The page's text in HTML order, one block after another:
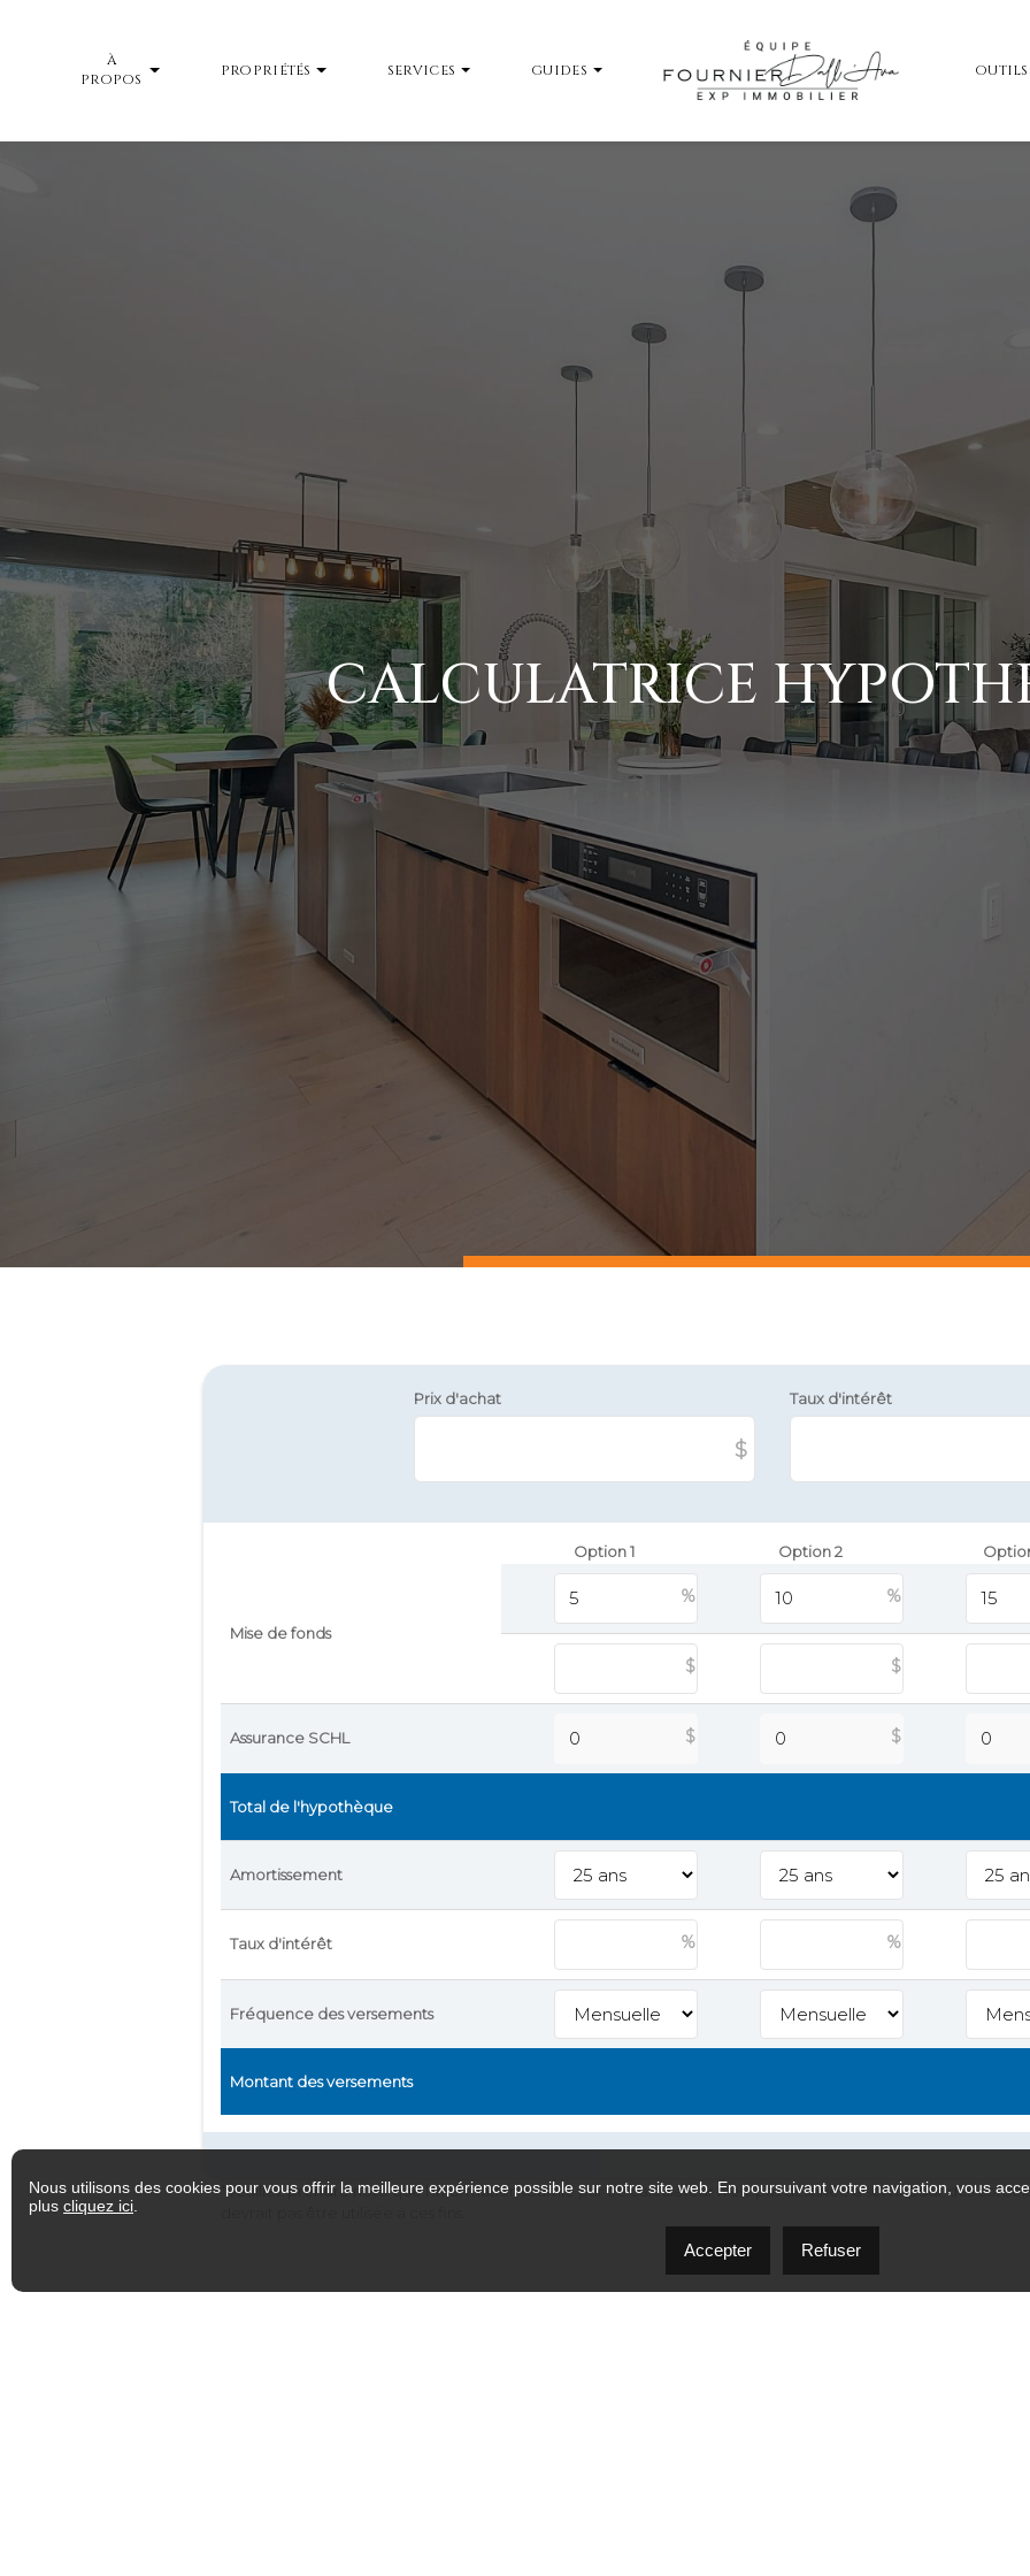
À
PROPOS
PROPRIÉTÉS SERVICES GUIDES OUTILS
CALCULATRICE
Prix d'achat
$
Taux d'intérêt
Option 1 Option 2
Mise de fonds
% %
$ $
Assurance SCHL $ $
Total de l'hypothèque
Amortissement
Taux d'intérêt % %
Fréquence des versements
Montant des versements
*Veuillez prendre note que l'information fournie par ce calculateur n'est pas destinée à servir pour des
Nous utilisons des cookies pour vous offrir la meilleure expérience possible sur notre site web. En poursuivant votre navigation, vous
plus cliquez ici
Accepter Refuser